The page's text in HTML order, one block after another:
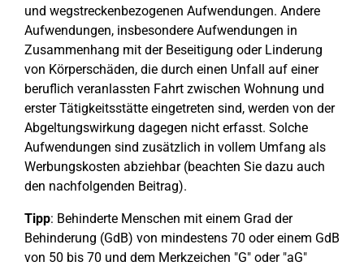
und wegstreckenbezogenen Aufwendungen. Andere
Aufwendungen, insbesondere Aufwendungen in
Zusammenhang mit der Beseitigung oder Linderung
von Körperschäden, die durch einen Unfall auf einer
beruflich veranlassten Fahrt zwischen Wohnung und
erster Tätigkeitsstätte eingetreten sind, werden von der
Abgeltungswirkung dagegen nicht erfasst. Solche
Aufwendungen sind zusätzlich in vollem Umfang als
Werbungskosten abziehbar (beachten Sie dazu auch
den nachfolgenden Beitrag).
Tipp: Behinderte Menschen mit einem Grad der
Behinderung (GdB) von mindestens 70 oder einem GdB
von 50 bis 70 und dem Merkzeichen "G" oder "aG"